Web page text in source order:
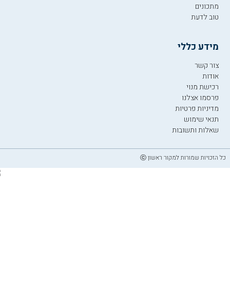
מתכונים
טוב לדעת
מידע כללי
צור קשר
אודות
רכישת מנוי
פרסמו אצלנו
מדיניות פרטיות
תנאי שימוש
שאלות ותשובות
כל הזכויות שמורות למקור ראשון ⓒ